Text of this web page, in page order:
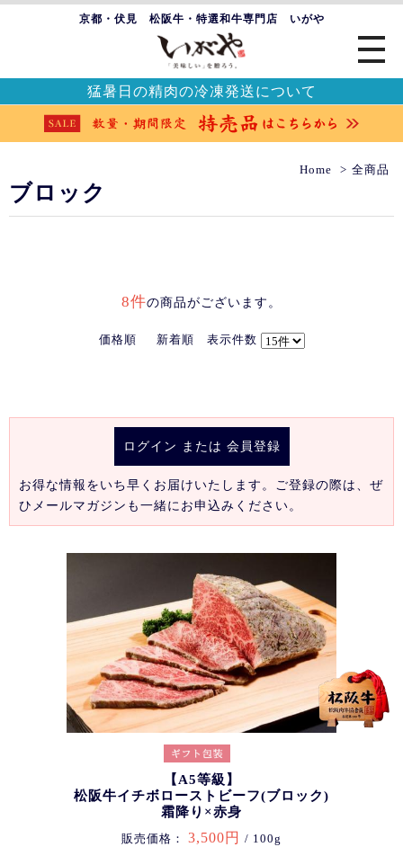
京都・伏見 松阪牛・特選和牛専門店 いがや
猛暑日の精肉の冷凍発送について
Home 全商品
ブロック
8件の商品がございます。
価格順 新着順 表示件数
ログイン または 会員登録
お得な情報をいち早くお届けいたします。ご登録の際は、ぜ
ひメールマガジンも一緒にお申込みください。
【A5等級】
松阪牛イチボローストビーフ(ブロック)
霜降り×赤身
販売価格： 3,500円 / 100g